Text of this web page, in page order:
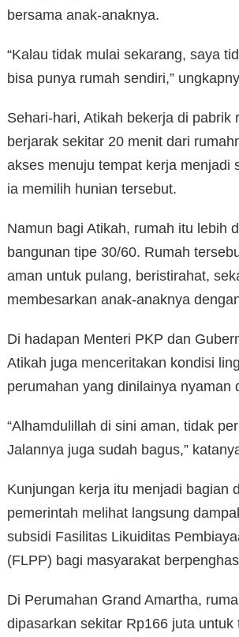
bersama anak-anaknya.
“Kalau tidak mulai sekarang, saya
bisa punya rumah sendiri,”
Sehari-hari, Atikah bekerja di pabrik
berjarak sekitar 20 menit dari
akses menuju tempat kerja menjadi
ia memilih hunian tersebut.
Namun bagi Atikah, rumah itu lebih
bangunan tipe 30/60. Rumah
aman untuk pulang, beristirahat,
membesarkan anak-anaknya
Di hadapan Menteri PKP dan
Atikah juga menceritakan kondisi
perumahan yang dinilainya nyaman
“Alhamdulillah di sini aman, tidak
Jalannya juga sudah bagus,”
Kunjungan kerja itu menjadi bagian
pemerintah melihat langsung
subsidi Fasilitas Likuiditas
(FLPP) bagi masyarakat
Di Perumahan Grand Amartha,
dipasarkan sekitar Rp166 juta untuk